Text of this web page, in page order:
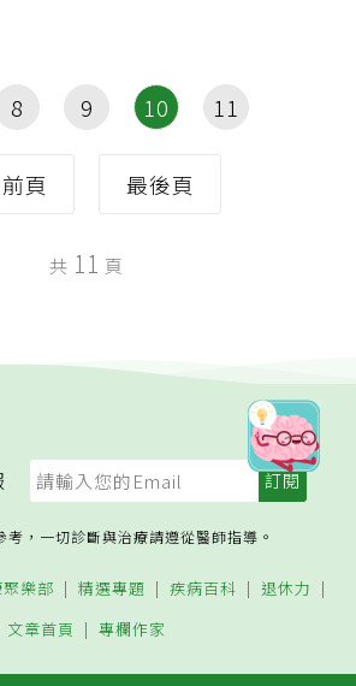
頁
8 9 10 11
最後頁
共 11 頁
考，一切診斷與治療請遵從醫師指導。
樂部 精選專題 疾病百科
退休力
文章首頁
專欄作家